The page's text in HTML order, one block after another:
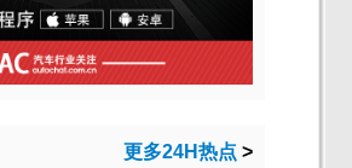
更多24H热点 >